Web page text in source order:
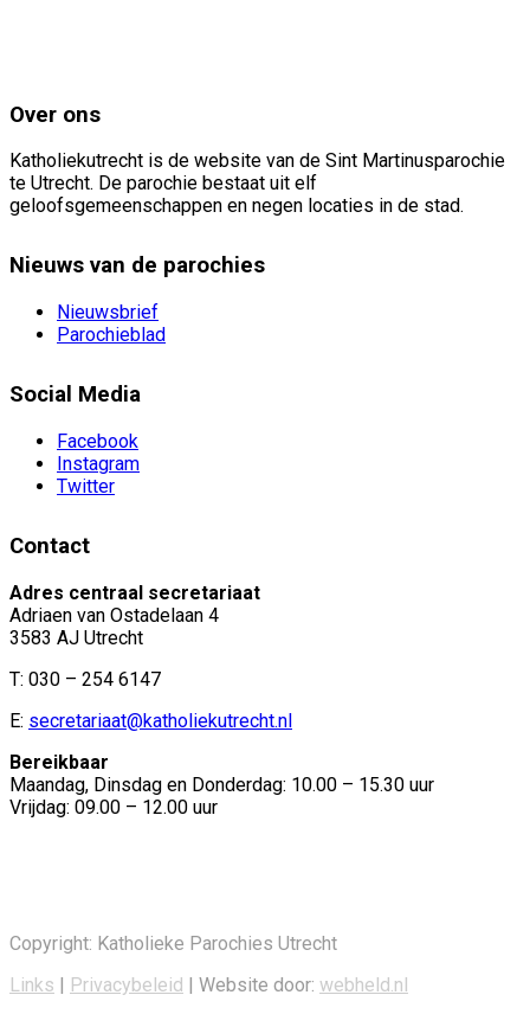
Over ons
Katholiekutrecht is de website van de Sint Martinusparochie
te Utrecht. De parochie bestaat uit elf
geloofsgemeenschappen en negen locaties in de stad.
Nieuws van de parochies
Nieuwsbrief
Parochieblad
Social Media
Facebook
Instagram
Twitter
Contact
Adres centraal secretariaat
Adriaen van Ostadelaan 4
3583 AJ Utrecht
T: 030 – 254 6147
E: secretariaat@katholiekutrecht.nl
Bereikbaar
Maandag, Dinsdag en Donderdag: 10.00 – 15.30 uur
Vrijdag: 09.00 – 12.00 uur
Copyright: Katholieke Parochies Utrecht
Links | Privacybeleid | Website door: webheld.nl